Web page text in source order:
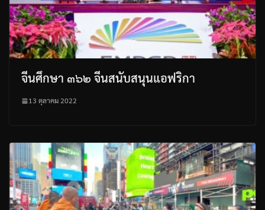
จีนศึกษา ๓๖๒ จีนสนับสนุนแอฟริกา
13 ตุลาคม 2022